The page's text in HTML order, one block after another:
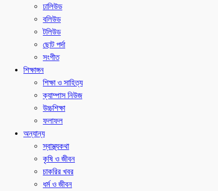
ঢালিউড
বলিউড
টলিউড
ছোট পর্দা
সংগীত
শিক্ষাঙ্গন
শিক্ষা ও সাহিত্য
ক্যাম্পাস নিউজ
উচ্চশিক্ষা
ফলাফল
অন্যান্য
স্বাস্থ্যকথা
কৃষি ও জীবন
চাকরির খবর
ধর্ম ও জীবন